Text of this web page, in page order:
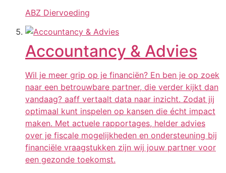
ABZ Diervoeding
Accountancy & Advies
Wil je meer grip op je financiën? En ben je op zoek
naar een betrouwbare partner, die verder kijkt dan
vandaag? aaff vertaalt data naar inzicht. Zodat jij
optimaal kunt inspelen op kansen die écht impact
maken. Met actuele rapportages, helder advies
over je fiscale mogelijkheden en ondersteuning bij
financiële vraagstukken zijn wij jouw partner voor
een gezonde toekomst.